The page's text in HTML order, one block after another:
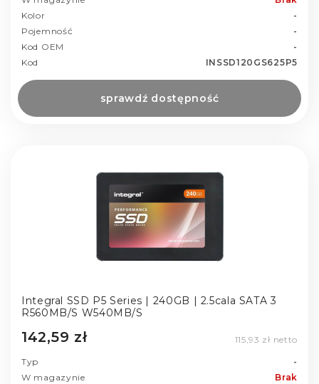
Kolor
-
Pojemność
-
Kod OEM
-
Kod
INSSD120GS625P5
sprawdź dostępność
Integral SSD P5 Series | 240GB | 2.5cala SATA 3
R560MB/S W540MB/S
142,59 zł 115,93 zł netto
Typ
-
W magazynie
Brak